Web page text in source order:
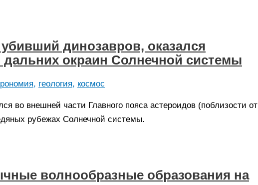
динозавров, оказался
окраин Солнечной системы
, геология, космос
во внешней части Главного пояса астероидов (поблизости от
рубежах Солнечной системы.
волнообразные образования на